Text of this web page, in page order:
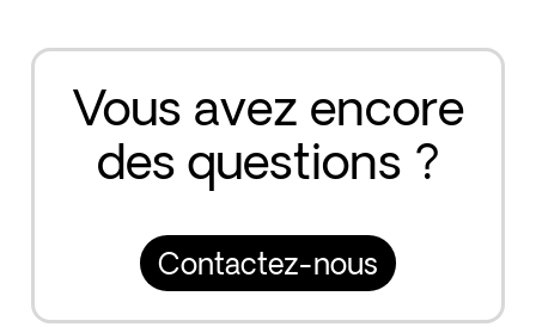
Vous avez encore
des questions ?
Contactez-nous